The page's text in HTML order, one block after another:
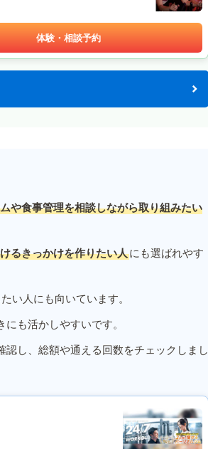
体験・相談予約
や食事管理を相談しながら取り組みたい
るきっかけを作りたい人にも選ばれやす
い人にも向いています。
も活かしやすいです。
し、総額や通える回数をチェックしまし